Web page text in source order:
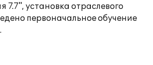
7.7", установка отраслевого
первоначальное обучение